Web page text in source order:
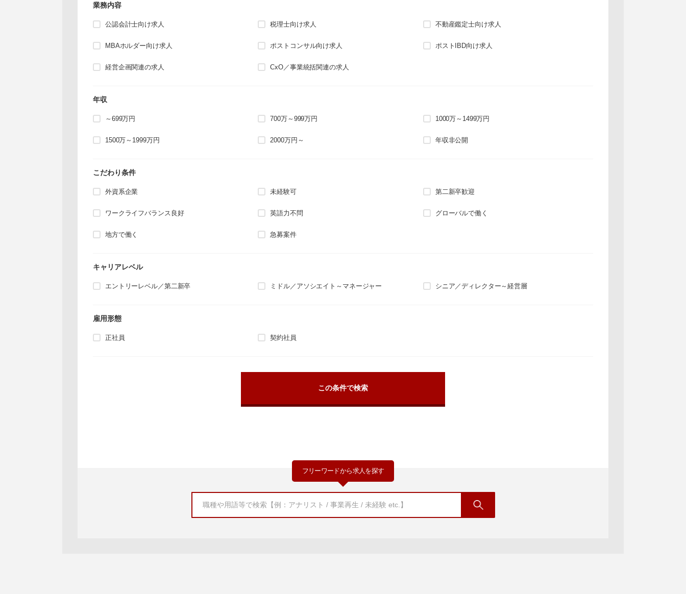
業務内容
公認会計士向け求人 税理士向け求人 不動産鑑定士向け求人
MBAホルダー向け求人 ポストコンサル向け求人 ポストIBD向け求人
経営企画関連の求人 CxO／事業統括関連の求人
年収
～699万円 700万～999万円 1000万～1499万円
1500万～1999万円 2000万円～ 年収非公開
こだわり条件
外資系企業 未経験可 第二新卒歓迎
ワークライフバランス良好 英語力不問 グローバルで働く
地方で働く 急募案件
キャリアレベル
エントリーレベル／第二新卒 ミドル／アソシエイト～マネージャー シニア／ディレクター～経営層
雇用形態
正社員 契約社員
フリーワードから求人を探す